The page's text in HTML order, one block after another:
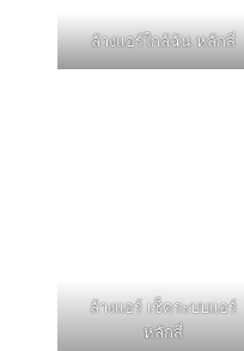
ล้างแอร์ใกล้ฉัน หลักสี่
ล้างแอร์ เช็คระบบแอร์
หลักสี่